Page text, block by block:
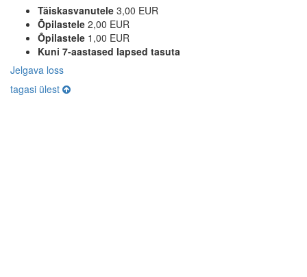
Täiskasvanutele 3,00 EUR
Õpilastele 2,00 EUR
Õpilastele 1,00 EUR
Kuni 7-aastased lapsed tasuta
Jelgava loss
tagasi ülest